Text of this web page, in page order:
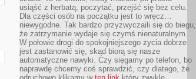
usiąść z herbatą, poczytać, przejść się bez celu.
Dla części osób na początku jest to wręcz…
niewygodne. Tak bardzo przyzwyczaili się do biegu,
że zatrzymanie wydaje się czymś nienaturalnym.
W połowie drogi do spokojniejszego życia dobrze
jest zastanowić się, skąd biorą się nasze
automatyczne nawyki. Czy sięgamy po telefon, bo
naprawdę chcemy coś sprawdzić, czy dlatego, że